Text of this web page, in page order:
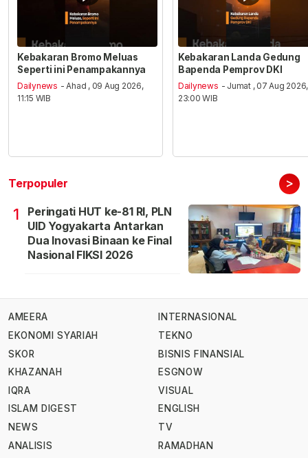
Kebakaran Bromo Meluas
Seperti ini Penampakannya
Dailynews - Ahad , 09 Aug 2026,
11:15 WIB
Kebakaran Landa Gedung
Bapenda Pemprov DKI
Dailynews - Jumat , 07 Aug 2026,
23:00 WIB
Terpopuler >
1
Peringati HUT ke-81 RI, PLN
UID Yogyakarta Antarkan
Dua Inovasi Binaan ke Final
Nasional FIKSI 2026
AMEERA
EKONOMI SYARIAH
SKOR
KHAZANAH
IQRA
ISLAM DIGEST
NEWS
ANALISIS
INTERNASIONAL
TEKNO
BISNIS FINANSIAL
ESGNOW
VISUAL
ENGLISH
TV
RAMADHAN